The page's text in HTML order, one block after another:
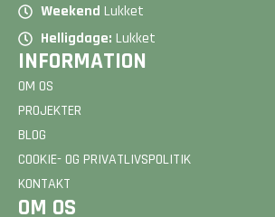
Weekend Lukket
Helligdage: Lukket
INFORMATION
OM OS
PROJEKTER
BLOG
COOKIE- OG PRIVATLIVSPOLITIK
KONTAKT
OM OS